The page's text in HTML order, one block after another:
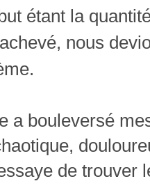
étant la
nous
a bouleversé
de trouver